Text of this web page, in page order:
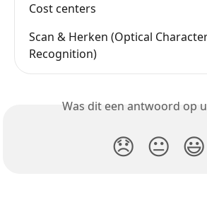
Cost centers
Scan & Herken (Optical
Recognition)
Was dit een antwoord op
😞 😐 😃